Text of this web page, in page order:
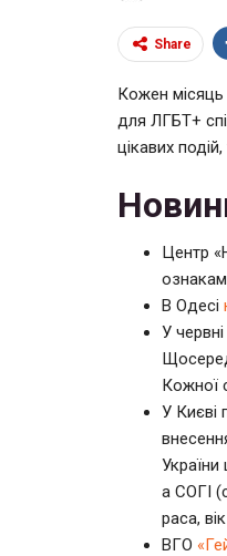
Share
Кожен місяць
для ЛГБТ+
цікавих
Центр
В Одесі
У
Кожної
У Києві
а СОГІ
раса,
ВГО